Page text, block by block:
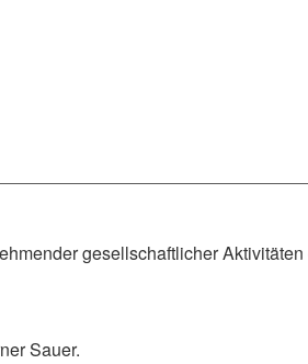
gesellschaftlicher
Sauer.